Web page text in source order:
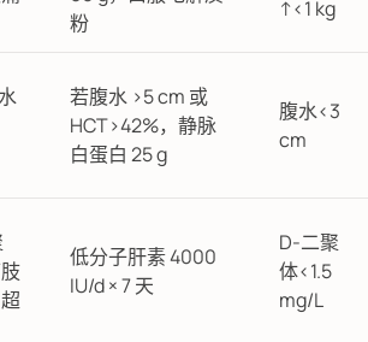
粉
↑<1 kg
若腹水 >5 cm 或
HCT>42%，静脉
白蛋白 25 g
腹水<3
cm
低分子肝素 4000
IU/d × 7 天
D-二聚
体<1.5
mg/L